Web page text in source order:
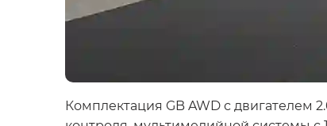
Комплектация GB AWD с двигателем